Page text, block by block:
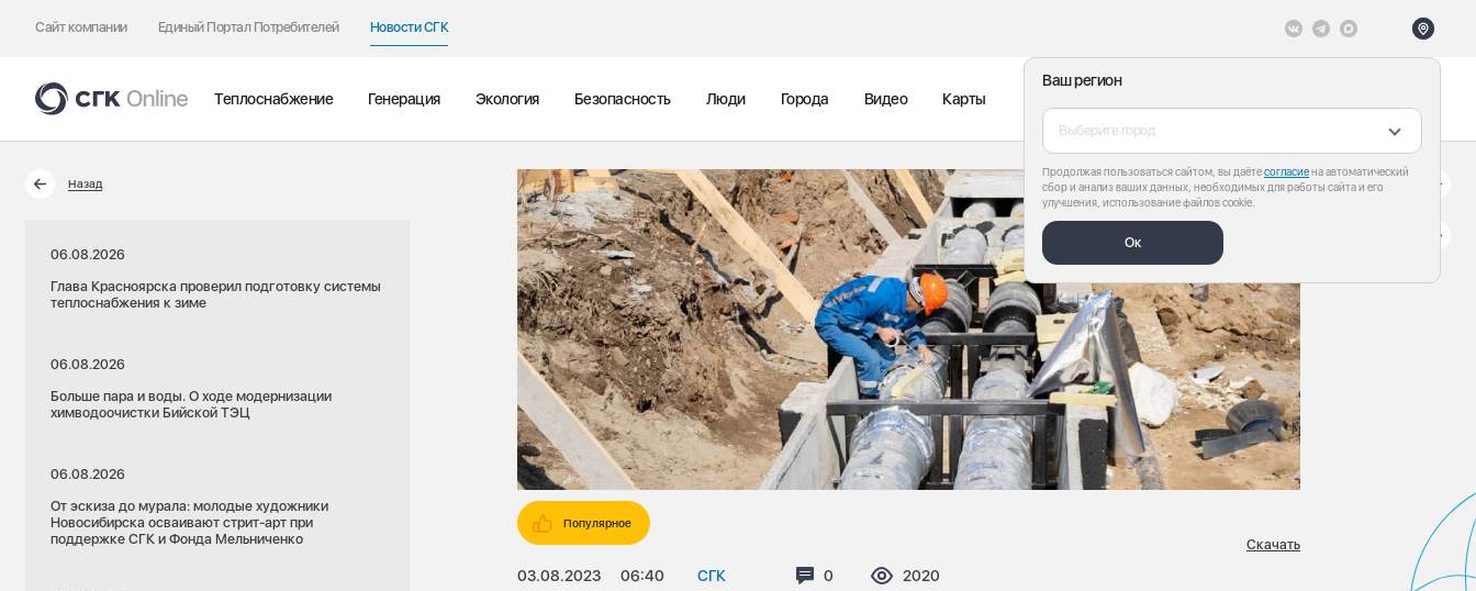
Сайт компании Единый Портал Потребителей Новости СГК
Ваш регион
Выберите город
Продолжая пользоваться сайтом, вы даётесогласиена автоматический
сбор и анализ ваших данных, необходимых для работы сайта и его
улучшения, использование файлов cookie.
Ок
Теплоснабжение Генерация Экология Безопасность Люди Города Видео Карты
Назад
06.08.2026
Глава Красноярска проверил подготовку системы
теплоснабжения к зиме
06.08.2026
Больше пара и воды. О ходе модернизации
химводоочистки Бийской ТЭЦ
06.08.2026
От эскиза до мурала: молодые художники
Новосибирска осваивают стрит-арт при
поддержке СГК и Фонда Мельниченко
Популярное
03.08.2023 06:40 СГК Комментариев:
0 Просмотров:
2020
Скачать